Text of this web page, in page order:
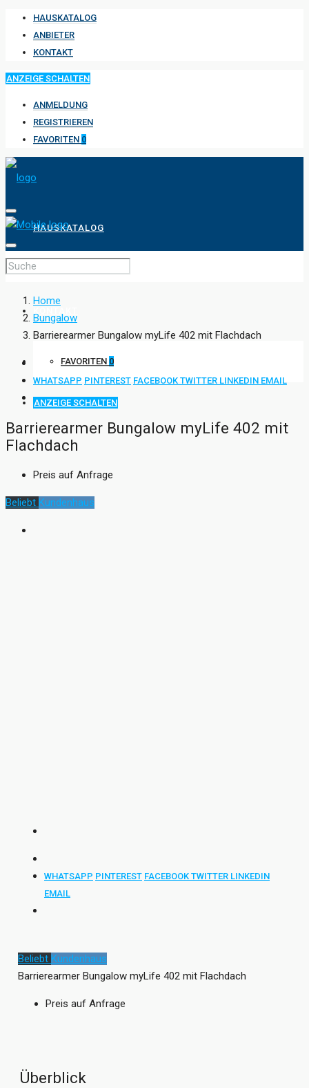
HAUSKATALOG
ANBIETER
KONTAKT
ANZEIGE SCHALTEN
ANMELDUNG
REGISTRIEREN
FAVORITEN 0
HAUSKATALOG
ANBIETER
FAVORITEN 0
ANZEIGE SCHALTEN
Home
Bungalow
Barrierearmer Bungalow myLife 402 mit Flachdach
WHATSAPP PINTEREST FACEBOOK TWITTER LINKEDIN EMAIL
Barrierearmer Bungalow myLife 402 mit
Flachdach
Preis auf Anfrage
Beliebt Kundenhaus
WHATSAPP PINTEREST FACEBOOK TWITTER LINKEDIN
EMAIL
Beliebt Kundenhaus
Barrierearmer Bungalow myLife 402 mit Flachdach
Preis auf Anfrage
Überblick